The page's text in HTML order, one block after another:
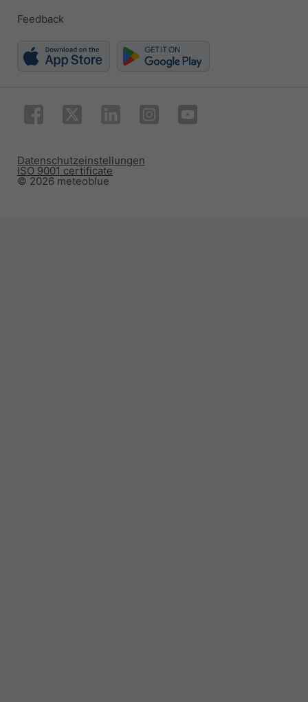
Feedback
© 2026 meteoblue
ISO 9001 certificate
Datenschutzeinstellungen